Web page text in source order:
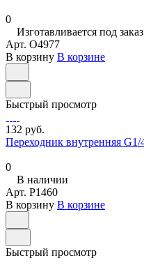
0
Изготавливается под заказ
Арт. O4977
В корзину В корзине
Быстрый просмотр
132 руб.
Переходник внутренняя
0
В наличии
Арт. P1460
В корзину В корзине
Быстрый просмотр